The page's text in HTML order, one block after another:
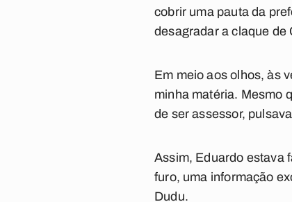
cobrir uma pauta da
desagradar a claque de
Em meio aos olhos, às
minha matéria. Mesmo
de ser assessor,
Assim, Eduardo estava
furo, uma informação
Dudu.